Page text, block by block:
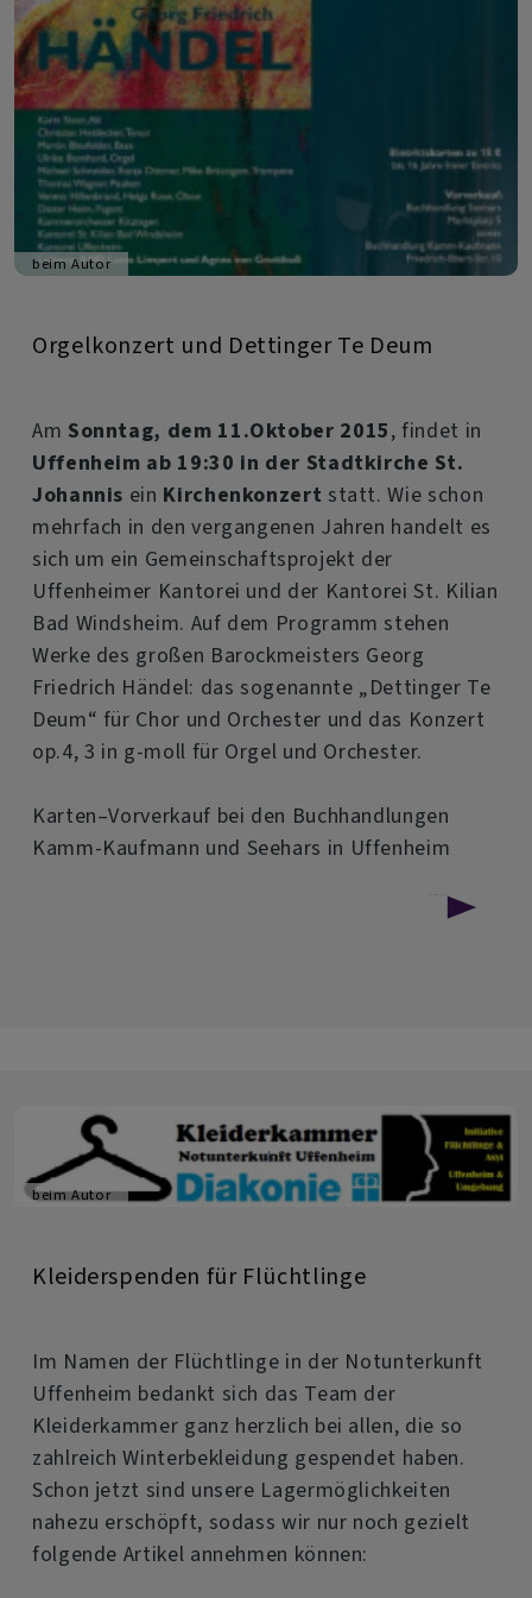
beim Autor
Orgelkonzert und Dettinger Te Deum
Am Sonntag, dem 11.Oktober 2015, findet in
Uffenheim ab 19:30 in der Stadtkirche St.
Johannis ein Kirchenkonzert statt. Wie schon
mehrfach in den vergangenen Jahren handelt es
sich um ein Gemeinschaftsprojekt der
Uffenheimer Kantorei und der Kantorei St. Kilian
Bad Windsheim. Auf dem Programm stehen
Werke des großen Barockmeisters Georg
Friedrich Händel: das sogenannte „Dettinger Te
Deum“ für Chor und Orchester und das Konzert
op.4, 3 in g-moll für Orgel und Orchester.
Karten–Vorverkauf bei den Buchhandlungen
Kamm-Kaufmann und Seehars in Uffenheim
beim Autor
Kleiderspenden für Flüchtlinge
Im Namen der Flüchtlinge in der Notunterkunft
Uffenheim bedankt sich das Team der
Kleiderkammer ganz herzlich bei allen, die so
zahlreich Winterbekleidung gespendet haben.
Schon jetzt sind unsere Lagermöglichkeiten
nahezu erschöpft, sodass wir nur noch gezielt
folgende Artikel annehmen können: